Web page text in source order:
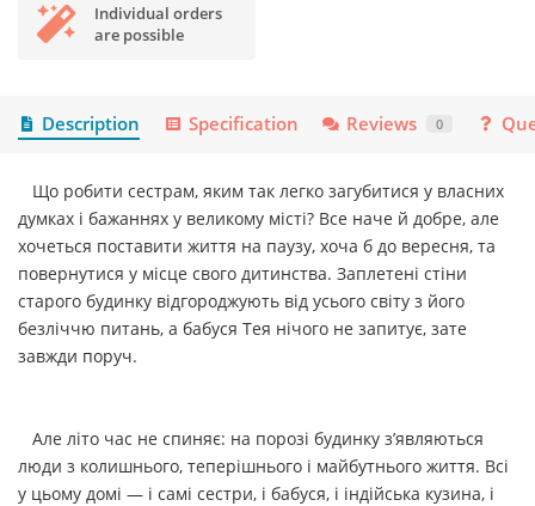
Individual orders
are possible
Description Specification Reviews 0
Що робити сестрам, яким так легко загубитися у власних
думках і бажаннях у великому місті? Все наче й добре, але
хочеться поставити життя на паузу, хоча б до вересня, та
повернутися у місце свого дитинства. Заплетені стіни
старого будинку відгороджують від усього світу з його
безліччю питань, а бабуся Тея нічого не запитує, зате
завжди поруч.
Але літо час не спиняє: на порозі будинку з’являються
люди з колишнього, теперішнього і майбутнього життя. Всі
у цьому домі — і самі сестри, і бабуся, і індійська кузина, і